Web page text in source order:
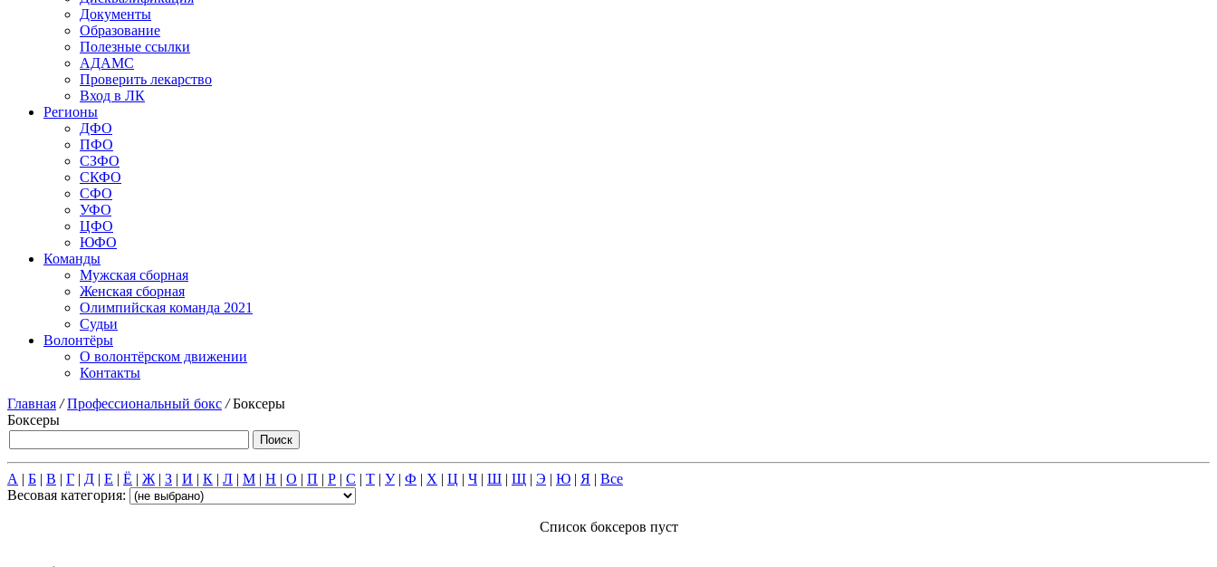
Документы
Образование
Полезные ссылки
АДАМС
Проверить лекарство
Вход в ЛК
Регионы
ДФО
ПФО
СЗФО
СКФО
СФО
УФО
ЦФО
ЮФО
Команды
Мужская сборная
Женская сборная
Олимпийская команда 2021
Судьи
Волонтёры
О волонтёрском движении
Контакты
Главная / Профессиональный бокс /Боксеры
Боксеры
А | Б | В | Г | Д | Е | Ё | Ж | З | И | К | Л | М | Н | О | П | Р | С | Т | У| Ф | Х | Ц | Ч | Ш | Щ | Э | Ю | Я | Все
Весовая категория:
Список боксеров пуст